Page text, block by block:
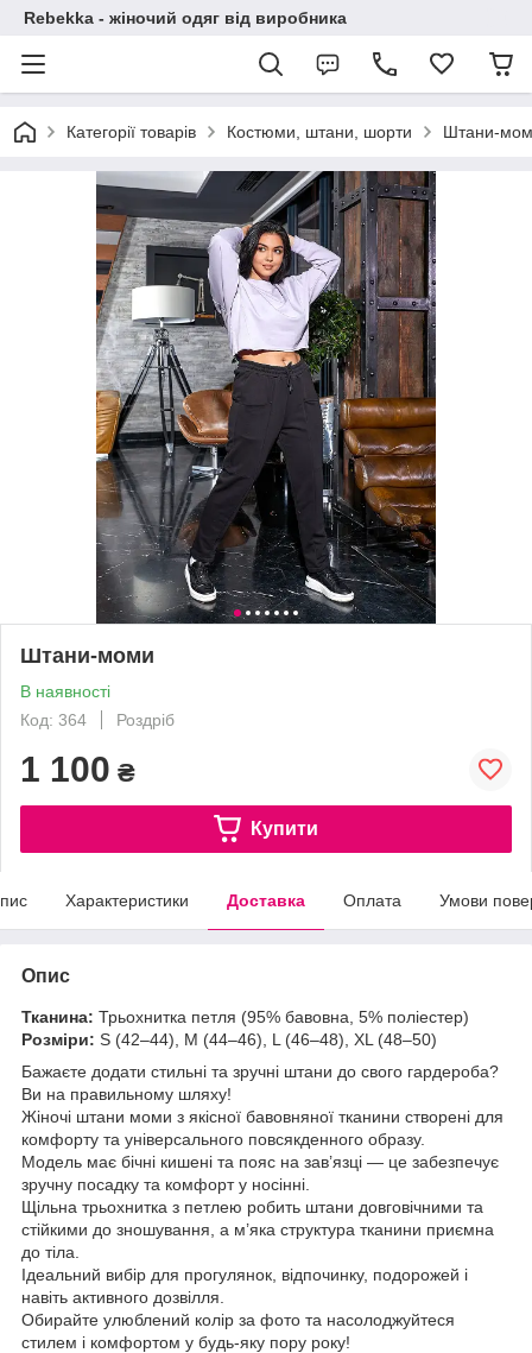
Rebekka - жіночий одяг від виробника
Категорії товарів Костюми, штани, шорти Штани-
Штани-моми
В наявності
Код: 364
Роздріб
1 100 ₴
Купити
Характеристики Доставка Оплата Умови
Опис
Тканина: Трьохнитка петля (95% бавовна, 5% поліестер)
Розміри: S (42–44), M (44–46), L (46–48), XL (48–50)
Бажаєте додати стильні та зручні штани до свого гардероба?
Ви на правильному шляху!
Жіночі штани моми з якісної бавовняної тканини створені для
комфорту та універсального повсякденного образу.
Модель має бічні кишені та пояс на зав’язці — це забезпечує
зручну посадку та комфорт у носінні.
Щільна трьохнитка з петлею робить штани довговічними та
стійкими до зношування, а м’яка структура тканини приємна
до тіла.
Ідеальний вибір для прогулянок, відпочинку, подорожей і
навіть активного дозвілля.
Обирайте улюблений колір за фото та насолоджуйтеся
стилем і комфортом у будь-яку пору року!